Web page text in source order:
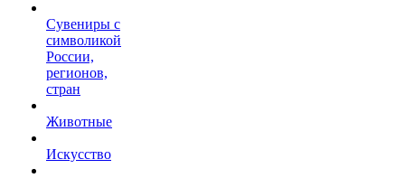
Сувениры с
символикой
России,
регионов,
стран
Животные
Искусство